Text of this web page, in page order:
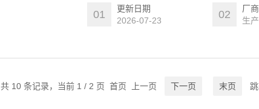
01
更新日期
2026-07-23
02
厂
生
共 10 条记录，当前 1 / 2 页 首页 上一页 下一页 末页